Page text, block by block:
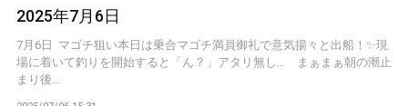
2025年7月6日
7月6日 マゴチ狙い本日は乗合マゴチ満員御礼で意気揚々と出船！✨️現
場に着いて釣りを開始すると「ん？」アタリ無し… まぁまぁ朝の潮止
まり後...